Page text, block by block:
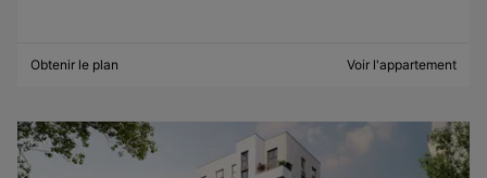
Obtenir le plan Voir l'appartement